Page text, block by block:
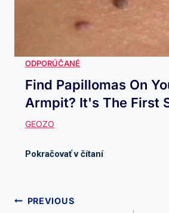
Find Papillomas On
Armpit? It's The First
Navigácia
PREVIOUS